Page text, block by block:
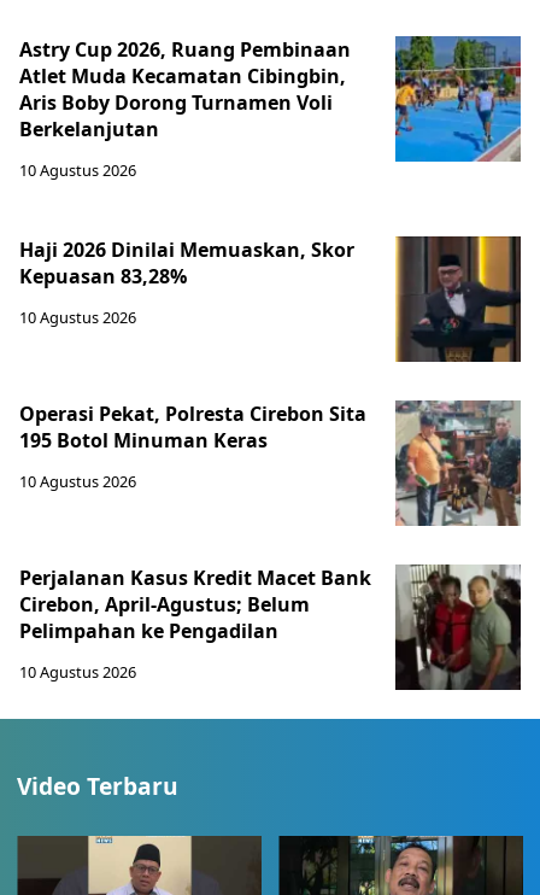
Astry Cup 2026, Ruang Pembinaan
Atlet Muda Kecamatan Cibingbin,
Aris Boby Dorong Turnamen Voli
Berkelanjutan
10 Agustus 2026
Haji 2026 Dinilai Memuaskan, Skor
Kepuasan 83,28%
10 Agustus 2026
Operasi Pekat, Polresta Cirebon Sita
195 Botol Minuman Keras
10 Agustus 2026
Perjalanan Kasus Kredit Macet Bank
Cirebon, April-Agustus; Belum
Pelimpahan ke Pengadilan
10 Agustus 2026
Video Terbaru